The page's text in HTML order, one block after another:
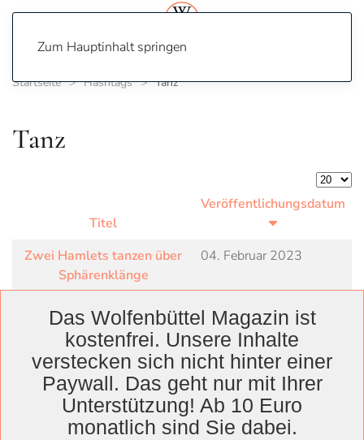
Zum Hauptinhalt springen
Startseite Hashtags Tanz
Tanz
Titel
Veröffentlichungsdatum
Zwei Hamlets tanzen über
Sphärenklänge
04. Februar 2023
WolfenbüttelLandkreis
WolfenbüttelLessingtheater Ausstellung
Das Wolfenbüttel Magazin ist
kostenfrei. Unsere Inhalte
verstecken sich nicht hinter einer
Paywall. Das geht nur mit Ihrer
Unterstützung! Ab 10 Euro
monatlich sind Sie dabei.